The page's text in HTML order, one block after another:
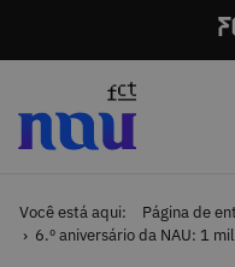
Você está aqui: Página de
6.º aniversário da NAU: 1